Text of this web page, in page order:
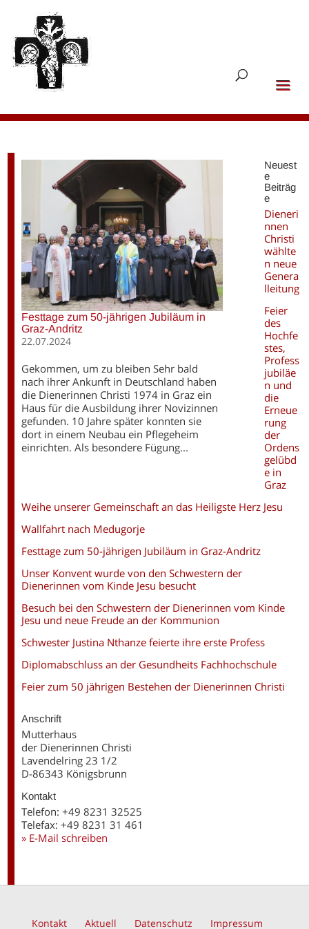
Festtage zum 50-jährigen Jubiläum in
Graz-Andritz
22.07.2024
Gekommen, um zu bleiben Sehr bald
nach ihrer Ankunft in Deutschland haben
die Dienerinnen Christi 1974 in Graz ein
Haus für die Ausbildung ihrer Novizinnen
gefunden. 10 Jahre später konnten sie
dort in einem Neubau ein Pflegeheim
einrichten. Als besondere Fügung...
Neuest
e
Beiträg
e
Dieneri
nnen
Christi
wählte
n neue
Genera
lleitung
Feier
des
Hochfe
stes,
Profess
jubiläe
n und
die
Erneue
rung
der
Ordens
gelübd
e in
Graz
Weihe unserer Gemeinschaft an das Heiligste Herz Jesu
Wallfahrt nach Medugorje
Festtage zum 50-jährigen Jubiläum in Graz-Andritz
Unser Konvent wurde von den Schwestern der
Dienerinnen vom Kinde Jesu besucht
Besuch bei den Schwestern der Dienerinnen vom Kinde
Jesu und neue Freude an der Kommunion
Schwester Justina Nthanze feierte ihre erste Profess
Diplomabschluss an der Gesundheits Fachhochschule
Feier zum 50 jährigen Bestehen der Dienerinnen Christi
Anschrift
Mutterhaus
der Dienerinnen Christi
Lavendelring 23 1/2
D-86343 Königsbrunn
Kontakt
Telefon: +49 8231 32525
Telefax: +49 8231 31 461
» E-Mail schreiben
Kontakt Aktuell Datenschutz Impressum